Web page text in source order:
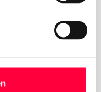
agieren als